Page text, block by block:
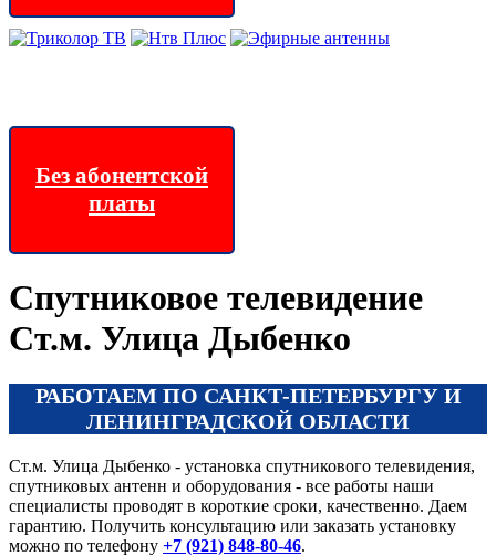
(для приема цифрового и эфирного тв)
Без абонентской
платы
Спутниковое телевидение
Ст.м. Улица Дыбенко
РАБОТАЕМ ПО САНКТ-ПЕТЕРБУРГУ И
ЛЕНИНГРАДСКОЙ ОБЛАСТИ
Ст.м. Улица Дыбенко - установка спутникового телевидения,
спутниковых антенн и оборудования - все работы наши
специалисты проводят в короткие сроки, качественно. Даем
гарантию. Получить консультацию или заказать установку
можно по телефону +7 (921) 848-80-46.